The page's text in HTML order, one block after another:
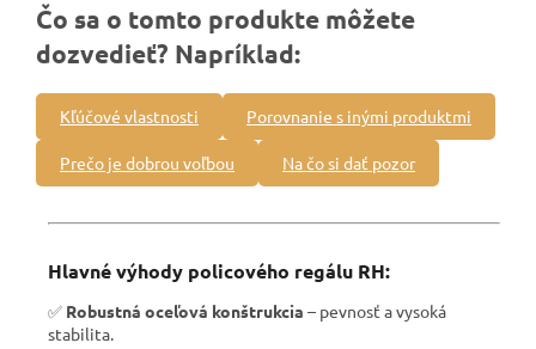
Čo sa o tomto produkte môžete
dozvedieť? Napríklad:
Kľúčové vlastnosti Porovnanie s inými produktmi
Prečo je dobrou voľbou Na čo si dať pozor
Hlavné výhody policového regálu RH:
✅ Robustná oceľová konštrukcia – pevnosť a vysoká
stabilita.